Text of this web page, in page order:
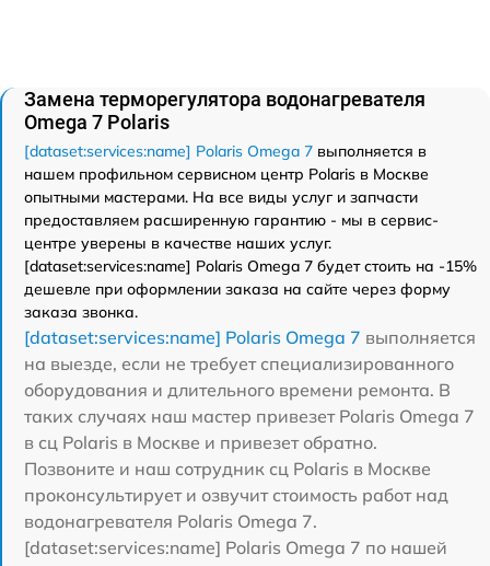
Замена терморегулятора водонагревателя
Omega 7 Polaris
[dataset:services:name] Polaris Omega 7 выполняется в
нашем профильном сервисном центр Polaris в Москве
опытными мастерами. На все виды услуг и запчасти
предоставляем расширенную гарантию - мы в сервис-
центре уверены в качестве наших услуг.
[dataset:services:name] Polaris Omega 7 будет стоить на -15%
дешевле при оформлении заказа на сайте через форму
заказа звонка.
[dataset:services:name] Polaris Omega 7 выполняется
на выезде, если не требует специализированного
оборудования и длительного времени ремонта. В
таких случаях наш мастер привезет Polaris Omega 7
в сц Polaris в Москве и привезет обратно.
Позвоните и наш сотрудник сц Polaris в Москве
проконсультирует и озвучит стоимость работ над
водонагревателя Polaris Omega 7.
[dataset:services:name] Polaris Omega 7 по нашей